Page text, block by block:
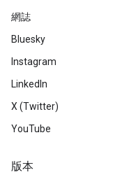
網誌
Bluesky
Instagram
LinkedIn
X (Twitter)
YouTube
版本